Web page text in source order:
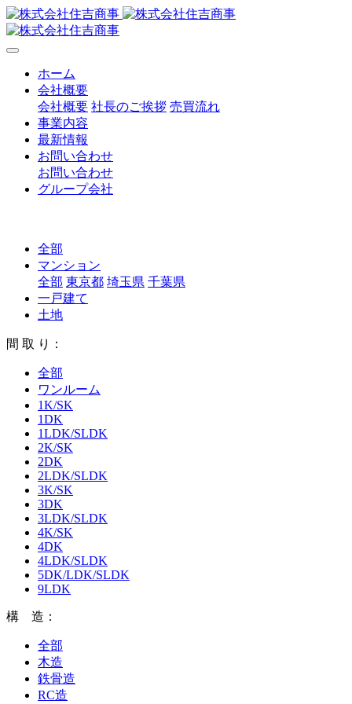
ホーム
会社概要
会社概要 社長のご挨拶 売買流れ
事業内容
最新情報
お問い合わせ
お問い合わせ
グループ会社
全部
マンション
全部 東京都 埼玉県 千葉県
一戸建て
土地
間 取 り：
全部
ワンルーム
1K/SK
1DK
1LDK/SLDK
2K/SK
2DK
2LDK/SLDK
3K/SK
3DK
3LDK/SLDK
4K/SK
4DK
4LDK/SLDK
5DK/LDK/SLDK
9LDK
構 造：
全部
木造
鉄骨造
RC造